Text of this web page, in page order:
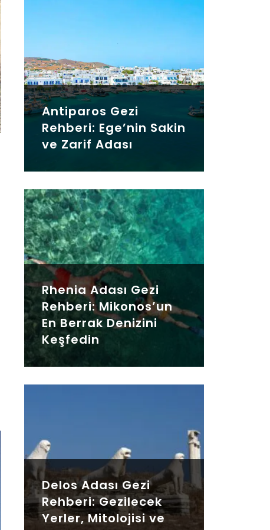
Antiparos Gezi
Rehberi: Ege’nin Sakin
ve Zarif Adası
Rhenia Adası Gezi
Rehberi: Mikonos’un
En Berrak Denizini
Keşfedin
Delos Adası Gezi
Rehberi: Gezilecek
Yerler, Mitolojisi ve